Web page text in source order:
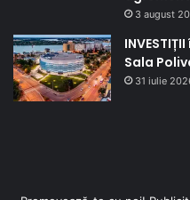
3 august
Sala
31 iulie